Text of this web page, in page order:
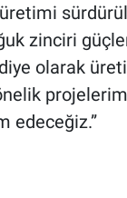
zinciri
olarak
edeceğiz.”